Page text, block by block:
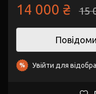
14 000 ₴ 15
% Увійти для